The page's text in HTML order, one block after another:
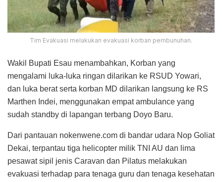
Tim Evakuasi melakukan evakuasi korban pembunuhan.
Wakil Bupati Esau menambahkan, Korban yang
mengalami luka-luka ringan dilarikan ke RSUD Yowari,
dan luka berat serta korban MD dilarikan langsung ke RS
Marthen Indei, menggunakan empat ambulance yang
sudah standby di lapangan terbang Doyo Baru.
Dari pantauan nokenwene.com di bandar udara Nop Goliat
Dekai, terpantau tiga helicopter milik TNI AU dan lima
pesawat sipil jenis Caravan dan Pilatus melakukan
evakuasi terhadap para tenaga guru dan tenaga kesehatan